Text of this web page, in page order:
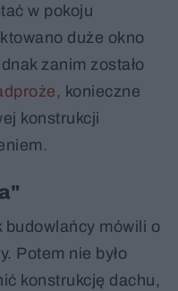
w pokoju
duże okno
zanim zostało
, konieczne
konstrukcji
budowlańcy mówili o
Potem nie było
konstrukcję dachu,